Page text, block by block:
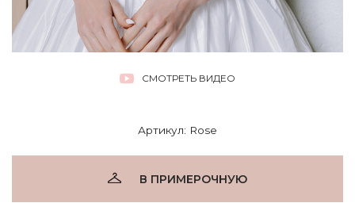
СМОТРЕТЬ ВИДЕО
Артикул: Rose
В ПРИМЕРОЧНУЮ